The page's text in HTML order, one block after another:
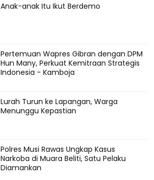
Anak-anak Itu Ikut Berdemo
Pertemuan Wapres Gibran dengan DPM
Hun Many, Perkuat Kemitraan Strategis
Indonesia - Kamboja
Lurah Turun ke Lapangan, Warga
Menunggu Kepastian
Polres Musi Rawas Ungkap Kasus
Narkoba di Muara Beliti, Satu Pelaku
Diamankan